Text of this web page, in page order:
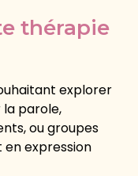
thérapie
explorer
parole,
ou groupes
expression